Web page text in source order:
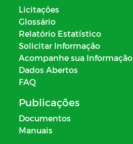
Licitações
Glossário
Relatório Estatístico
Solicitar Informação
Acompanhe sua Informação
Dados Abertos
FAQ
Publicações
Documentos
Manuais